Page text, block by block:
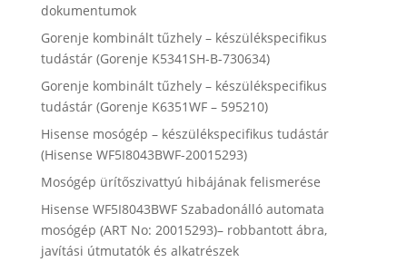
dokumentumok
Gorenje kombinált tűzhely – készülékspecifikus
tudástár (Gorenje K5341SH-B-730634)
Gorenje kombinált tűzhely – készülékspecifikus
tudástár (Gorenje K6351WF – 595210)
Hisense mosógép – készülékspecifikus tudástár
(Hisense WF5I8043BWF-20015293)
Mosógép ürítőszivattyú hibájának felismerése
Hisense WF5I8043BWF Szabadonálló automata
mosógép (ART No: 20015293)– robbantott ábra,
javítási útmutatók és alkatrészek